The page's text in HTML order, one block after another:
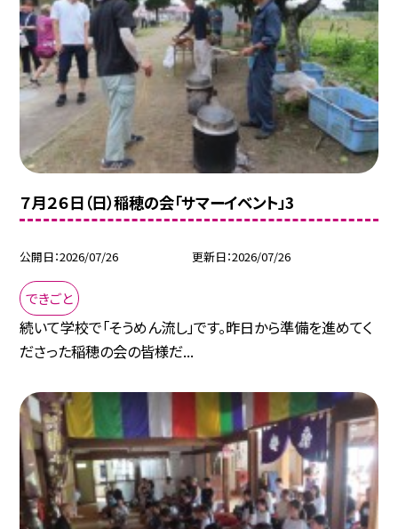
７月２６日（日）稲穂の会「サマーイベント」3
公開日 2026/07/26 更新日 2026/07/26
できごと
続いて学校で「そうめん流し」です。昨日から準備を進めてく
ださった稲穂の会の皆様だ...